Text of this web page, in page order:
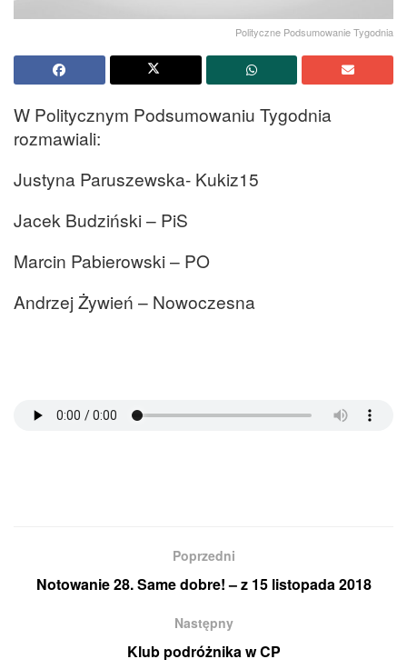
Polityczne Podsumowanie Tygodnia
W Politycznym Podsumowaniu Tygodnia
rozmawiali:
Justyna Paruszewska- Kukiz15
Jacek Budziński – PiS
Marcin Pabierowski – PO
Andrzej Żywień – Nowoczesna
Poprzedni
Notowanie 28. Same dobre! – z 15 listopada 2018
Następny
Klub podróżnika w CP